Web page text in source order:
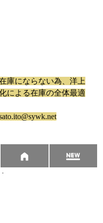
庫にならない為、洋上
による在庫の全体最適
Ito